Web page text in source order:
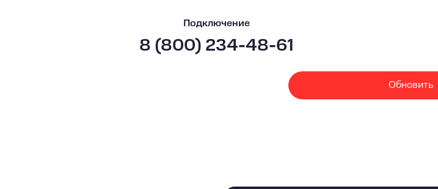
Подключение
8 (800) 234-48-61
Обновить